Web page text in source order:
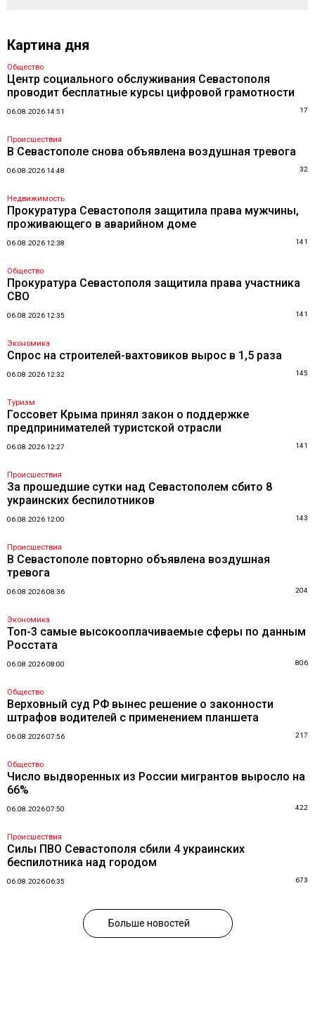
Картина дня
Общество
Центр социального обслуживания Севастополя
проводит бесплатные курсы цифровой грамотности
06.08.2026 14:51 17
Происшествия
В Севастополе снова объявлена воздушная тревога
06.08.2026 14:48 32
Недвижимость
Прокуратура Севастополя защитила права мужчины,
проживающего в аварийном доме
06.08.2026 12:38 141
Общество
Прокуратура Севастополя защитила права участника
СВО
06.08.2026 12:35 141
Экономика
Спрос на строителей-вахтовиков вырос в 1,5 раза
06.08.2026 12:32 145
Туризм
Госсовет Крыма принял закон о поддержке
предпринимателей туристской отрасли
06.08.2026 12:27 141
Происшествия
За прошедшие сутки над Севастополем сбито 8
украинских беспилотников
06.08.2026 12:00 143
Происшествия
В Севастополе повторно объявлена воздушная
тревога
06.08.2026 08:36 204
Экономика
Топ-3 самые высокооплачиваемые сферы по данным
Росстата
06.08.2026 08:00 806
Общество
Верховный суд РФ вынес решение о законности
штрафов водителей с применением планшета
06.08.2026 07:56 217
Общество
Число выдворенных из России мигрантов выросло на
66%
06.08.2026 07:50 422
Происшествия
Силы ПВО Севастополя сбили 4 украинских
беспилотника над городом
06.08.2026 06:35 673
Больше новостей